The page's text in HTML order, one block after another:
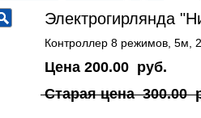
Электрогирлянда
Контроллер 8 режимов, 5м,
Цена 200.00 руб.
Старая цена 300.00